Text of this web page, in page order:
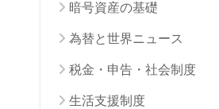
暗号資産の基礎
為替と世界ニュース
税金・申告・社会制度
生活支援制度